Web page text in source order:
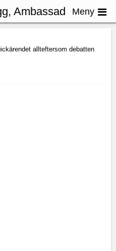
allteftersom debatten
Ambassad Meny